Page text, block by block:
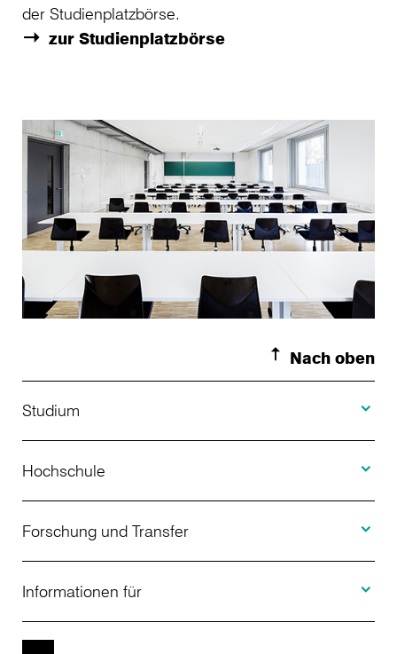
der Studienplatzbörse.
zur Studienplatzbörse
Nach oben
Studium
Studienangebot
Bewerbung
Studienberatung
Weiterbildung
Hochschule
Über uns
Aktuelles
Veranstaltungen
Forschung und Transfer
Projekte
Informationen für